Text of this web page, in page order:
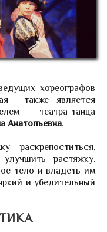
хореографов
также является
театра-танца
Анатольевна.
раскрепоститься,
растяжку.
тело и владеть им
и убедительный